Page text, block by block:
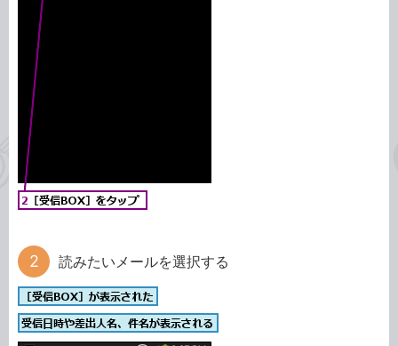
読みたいメールを選択する